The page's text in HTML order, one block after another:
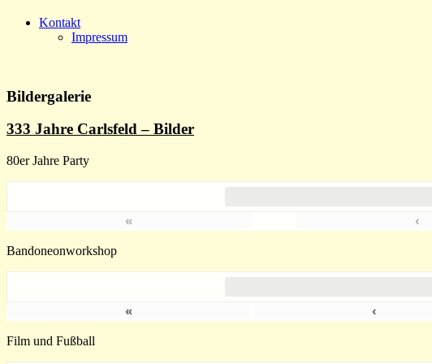
Kontakt
Impressum
Bildergalerie
333 Jahre Carlsfeld – Bilder
80er Jahre Party
« ‹
Bandoneonworkshop
« ‹
Film und Fußball